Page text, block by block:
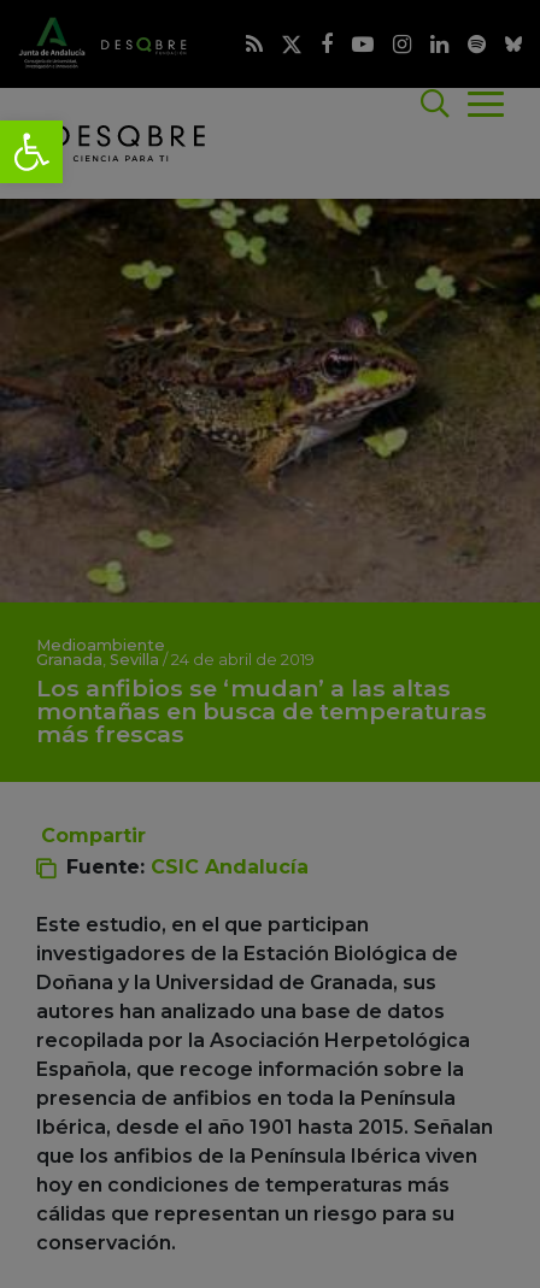
Medioambiente
Granada, Sevilla / 24 de abril de 2019
Los anfibios se ‘mudan’ a las altas
montañas en busca de temperaturas
más frescas
Compartir
Fuente: CSIC Andalucía
Este estudio, en el que participan
investigadores de la Estación Biológica de
Doñana y la Universidad de Granada, sus
autores han analizado una base de datos
recopilada por la Asociación Herpetológica
Española, que recoge información sobre la
presencia de anfibios en toda la Península
Ibérica, desde el año 1901 hasta 2015. Señalan
que los anfibios de la Península Ibérica viven
hoy en condiciones de temperaturas más
cálidas que representan un riesgo para su
conservación.